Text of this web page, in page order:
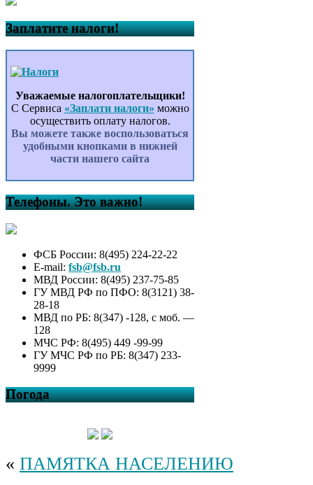
Заплатите налоги!
Уважаемые налогоплательщики!
С Сервиса «Заплати налоги» можно
осуществить оплату налогов.
Вы можете также воспользоваться
удобными кнопками в нижней
части нашего сайта
Телефоны. Это важно!
ФСБ России: 8(495) 224-22-22
E-mail: fsb@fsb.ru
МВД России: 8(495) 237-75-85
ГУ МВД РФ по ПФО: 8(3121) 38-
28-18
МВД по РБ: 8(347) -128, с моб. —
128
МЧС РФ: 8(495) 449 -99-99
ГУ МЧС РФ по РБ: 8(347) 233-
9999
Погода
« ПАМЯТКА НАСЕЛЕНИЮ